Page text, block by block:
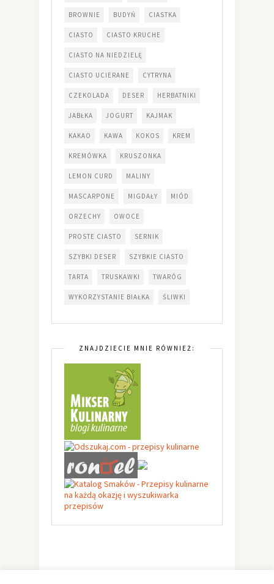
BROWNIE BUDYŃ CIASTKA
CIASTO CIASTO KRUCHE
CIASTO NA NIEDZIELĘ
CIASTO UCIERANE CYTRYNA
CZEKOLADA DESER HERBATNIKI
JABŁKA JOGURT KAJMAK
KAKAO KAWA KOKOS KREM
KREMÓWKA KRUSZONKA
LEMON CURD MALINY
MASCARPONE MIGDAŁY MIÓD
ORZECHY OWOCE
PROSTE CIASTO SERNIK
SZYBKI DESER SZYBKIE CIASTO
TARTA TRUSKAWKI TWARÓG
WYKORZYSTANIE BIAŁKA ŚLIWKI
ZNAJDZIECIE MNIE RÓWNIEŻ: